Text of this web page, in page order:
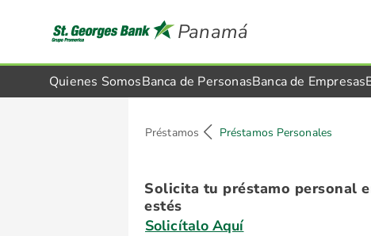
Panamá
Quienes SomosBanca de PersonasBanca de Empresas
Préstamos Personales
Préstamos
Solicita tu préstamo personal
estés
Solicítalo Aquí